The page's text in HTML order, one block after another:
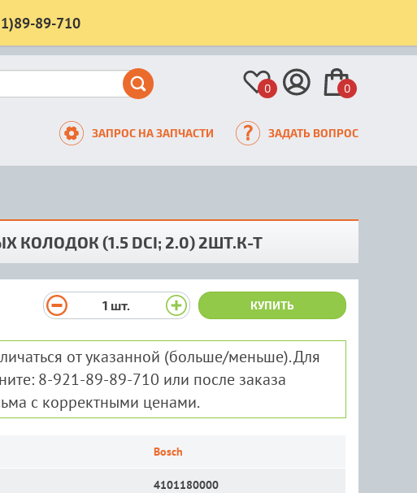
89-710
0 0
ЗАПРОС НА ЗАПЧАСТИ ЗАДАТЬ ВОПРОС
(1.5 DCI; 2.0) 2ШТ.К-Т
1 шт. КУПИТЬ
от указанной (больше/меньше). Для
8-921-89-89-710 или после заказа
с корректными ценами.
Bosch
4101180000